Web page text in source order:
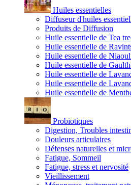
Huiles essentielles
Diffuseur d'huiles
Produits de Diffusion
Huile essentielle de Tea
Huile essentielle de
Huile essentielle de
Huile essentielle de
Huile essentielle de
Huile essentielle de
Huile essentielle de
Probiotiques
Digestion, Troubles
Douleurs articulaires
Défenses naturelles et
Fatigue, Sommeil
Fatigue, stress et nervosité
Vieillissement